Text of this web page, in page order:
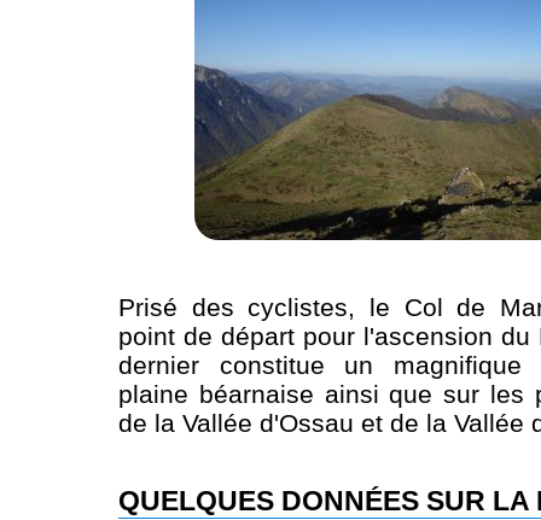
Prisé des cyclistes, le Col de
point de départ pour l'ascension du
dernier constitue un
plaine béarnaise ainsi que sur les
de la Vallée d'Ossau et de la Vallée
QUELQUES DONNÉES SUR LA